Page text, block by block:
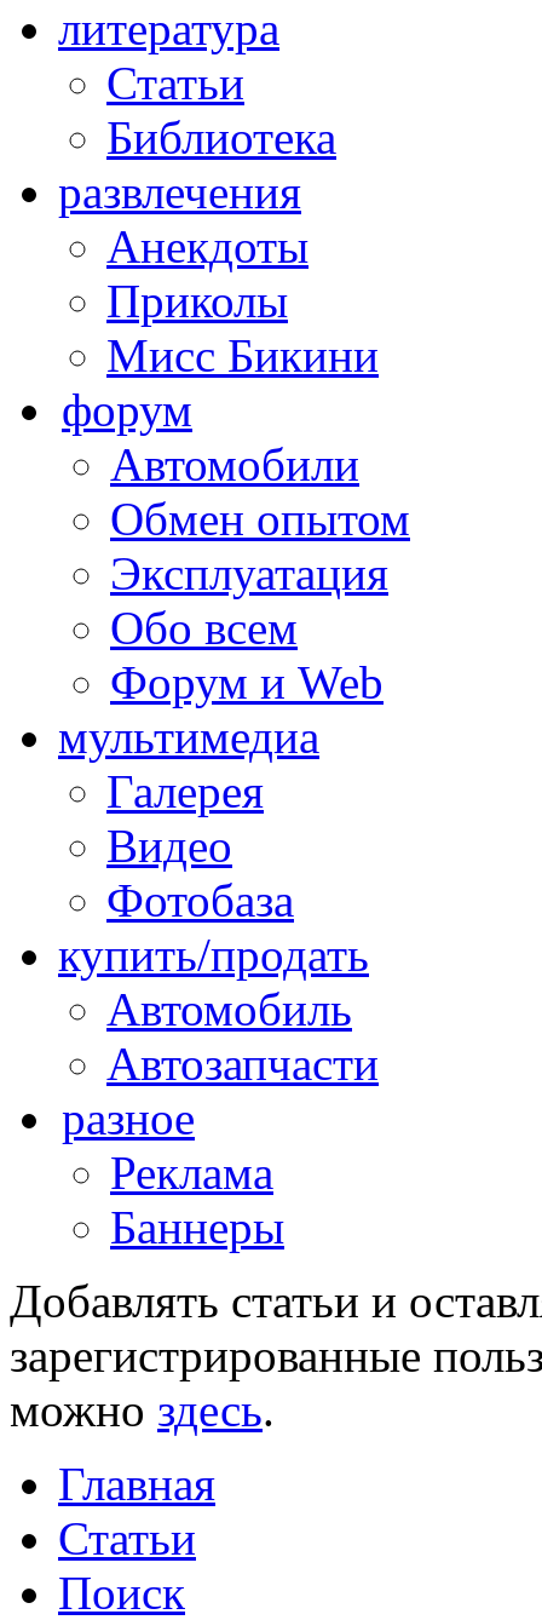
литература
Статьи
Библиотека
развлечения
Анекдоты
Приколы
Мисс Бикини
форум
Автомобили
Обмен опытом
Эксплуатация
Обо всем
Форум и Web
мультимедиа
Галерея
Видео
Фотобаза
купить/продать
Автомобиль
Автозапчасти
разное
Реклама
Баннеры
Добавлять статьи и
зарегистрированные
можно здесь.
Главная
Статьи
Поиск